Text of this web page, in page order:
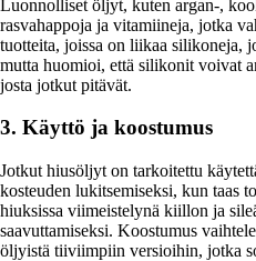
Luonnolliset öljyt, kuten argan-,
rasvahappoja ja vitamiineja, jotka
tuotteita, joissa on liikaa silikoneja,
mutta huomioi, että silikonit voivat
josta jotkut pitävät.
3. Käyttö ja koostumus
Jotkut hiusöljyt on tarkoitettu
kosteuden lukitsemiseksi, kun taas
hiuksissa viimeistelynä kiillon ja
saavuttamiseksi. Koostumus
öljyistä tiiviimpiin versioihin, jotka